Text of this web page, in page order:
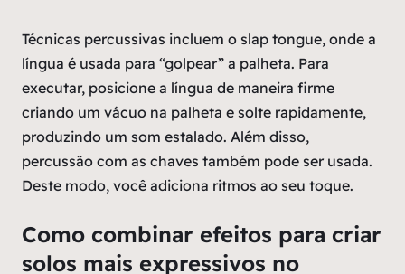
Técnicas percussivas incluem o slap tongue, onde a
língua é usada para “golpear” a palheta. Para
executar, posicione a língua de maneira firme
criando um vácuo na palheta e solte rapidamente,
produzindo um som estalado. Além disso,
percussão com as chaves também pode ser usada.
Deste modo, você adiciona ritmos ao seu toque.
Como combinar efeitos para criar
solos mais expressivos no